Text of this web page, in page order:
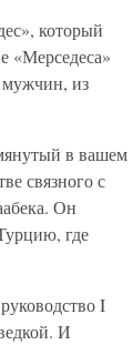
который
«Мерседеса»
мужчин, из
в вашем
связного с
Он
где
I
И